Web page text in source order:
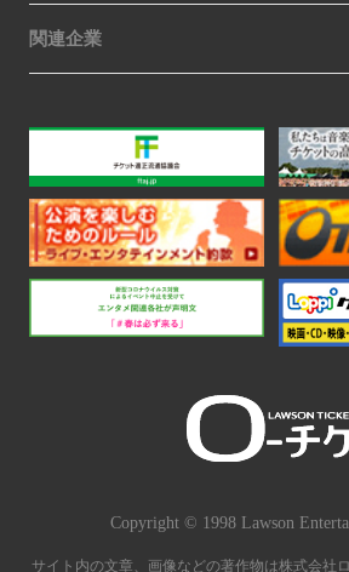
関連企業
サイト内の文章、画像などの著作物は株式会社
Copyright © 1998 Lawson